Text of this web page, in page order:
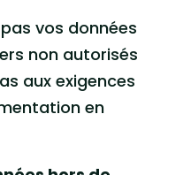
vos données
non autorisés
aux exigences
en